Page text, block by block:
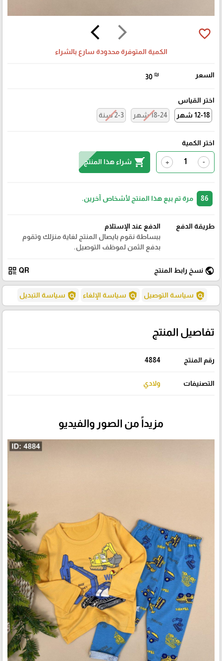
arrow_forward_ios
arrow_back_ios favorite_border
الكمية المتوفرة محدودة سارع بالشراء
السعر 30 ₪
اختر القياس
12-18 شهر
18-24 شهر 2-3 سنة
اختر الكمية
-
+
shopping_cart شراء هذا المنتج
مرة تم بيع هذا المنتج لأشخاص آخرين.
طريقة الدفع
الدفع عند الإستلام
ببساطة نقوم بايصال المنتج لغاية منزلك وتقوم
بدفع الثمن لموظف التوصيل.
public نسخ رابط المنتج QR
qr_code
policy سياسة التوصيل policy سياسة الإلغاء policy سياسة التبديل
تفاصيل المنتج
رقم المنتج 4884
التصنيفات ولادي
مزيداً من الصور والفيديو